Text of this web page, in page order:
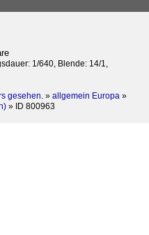
1/640, Blende: 14/1,
gesehen. » allgemein Europa »
» ID 800963